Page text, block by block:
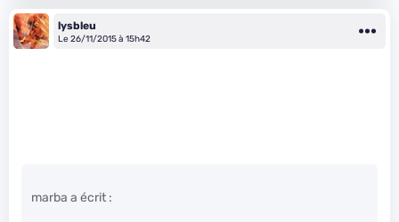
lysbleu
Le 26/11/2015 à 15h42
marba a écrit :